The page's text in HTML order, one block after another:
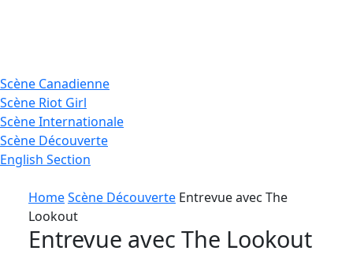
Scène Canadienne
Scène Riot Girl
ScèneInternationale
Scène Découverte
English Section
HomeScène Découverte Entrevue avec The
Lookout
Entrevue avec The Lookout